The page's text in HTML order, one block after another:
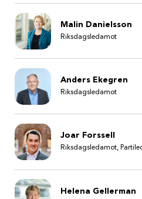
Malin Danielsson
Riksdagsledamot
Anders Ekegren
Riksdagsledamot
Joar Forssell
Riksdagsledamot,
Helena Gellerman